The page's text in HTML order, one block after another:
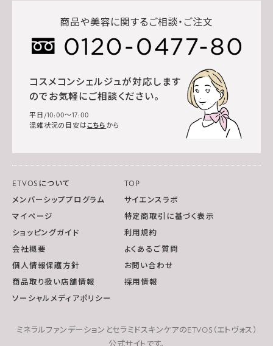
商品や美容に関するご相談・ご注文
コスメコンシェルジュが対応します
のでお気軽にご相談ください。
平日/10:00～17:00
混雑状況の目安はこちら から
ETVOSについて
TOP
メンバーシッププログラム
サイエンスラボ
マイページ
特定商取引に基づく表示
ショッピングガイド
利用規約
会社概要
よくあるご質問
個人情報保護方針
お問い合わせ
商品取り扱い店舗情報
採用情報
ソーシャルメディアポリシー
ミネラルファンデーションとセラミドスキンケアのETVOS（エトヴォス）
公式サイトです。